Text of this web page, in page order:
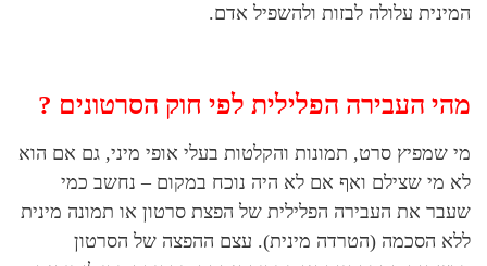
המינית עלולה לבזות ולהשפיל אדם.
מהי העבירה הפלילית לפי חוק הסרטונים ?
מי שמפיץ סרט, תמונות והקלטות בעלי אופי מיני, גם אם הוא
לא מי שצילם ואף אם לא היה נוכח במקום – נחשב כמי
שעבר את העבירה הפלילית של הפצת סרטון או תמונה מינית
ללא הסכמה (הטרדה מינית). עצם ההפצה של הסרטון